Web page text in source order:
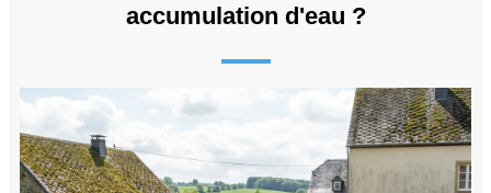
accumulation d'eau ?